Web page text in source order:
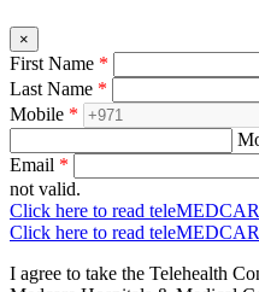
×
First Name *
Last Name *
Mobile *
Email *
not valid.
Click here to read
Click here to read
I agree to take the Telehealth